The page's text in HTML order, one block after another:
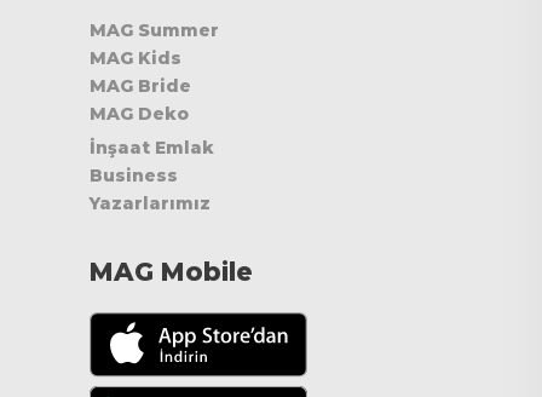
MAG Summer
MAG Kids
MAG Bride
MAG Deko
İnşaat Emlak
Business
Yazarlarımız
MAG Mobile